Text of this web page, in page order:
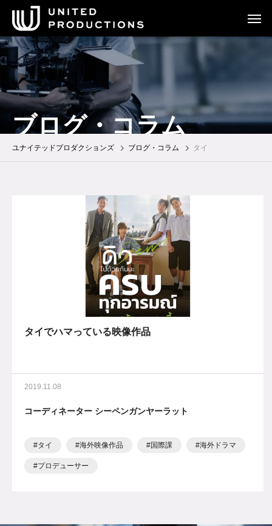
ブログ・コラム
ユナイテッドプロダクションズ ブログ・コラム タイ
タイでハマっている映像作品
2019.11.08
コーディネーター シーペンガンヤーラット
タイ 海外映像作品 国際課 海外ドラマ
プロデューサー